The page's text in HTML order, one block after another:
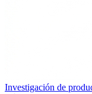
Investigación de